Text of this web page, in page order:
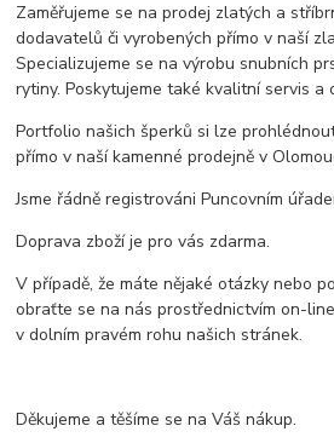
Zaměřujeme se na prodej zlatých a
dodavatelů či vyrobených přímo v naší
Specializujeme se na výrobu snubních
rytiny. Poskytujeme také kvalitní servis a
Portfolio našich šperků si lze
přímo v naší kamenné prodejně v
Jsme řádně registrováni Puncovním
Doprava zboží je pro vás zdarma.
V případě, že máte nějaké otázky nebo
obraťte se na nás prostřednictvím on-
v dolním pravém rohu našich stránek.
Děkujeme a těšíme se na Váš nákup.